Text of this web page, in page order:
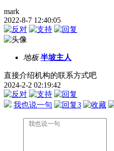
mark
2022-8-7 12:40:05
地板 半坡主人
直接介绍机构的联系方式吧
2024-2-2 02:19:42
我也说一句 3